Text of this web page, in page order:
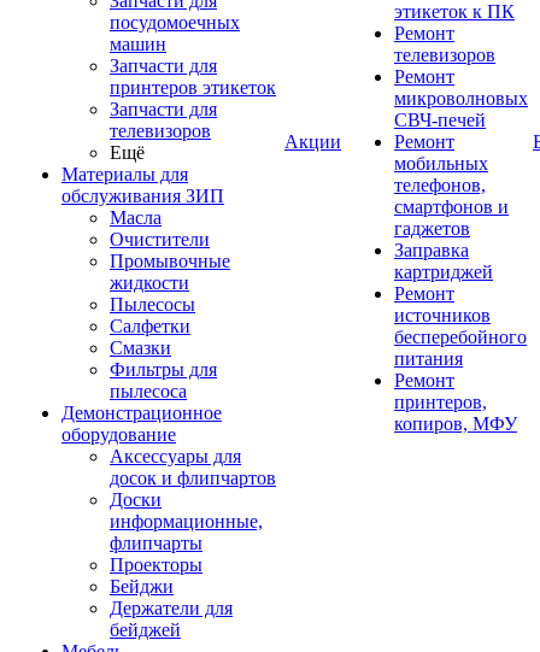
посудомоечных
машин
Запчасти для
принтеров этикеток
Запчасти для
телевизоров
Ещё
Материалы для
обслуживания ЗИП
Масла
Очистители
Промывочные
жидкости
Пылесосы
Салфетки
Смазки
Фильтры для
пылесоса
Демонстрационное
оборудование
Аксессуары для
досок и флипчартов
Доски
информационные,
флипчарты
Проекторы
Бейджи
Держатели для
бейджей
Акции
этикеток к ПК
Ремонт
телевизоров
Ремонт
микроволновых
СВЧ-печей
Ремонт
мобильных
телефонов,
смартфонов и
гаджетов
Заправка
картриджей
Ремонт
источников
бесперебойного
питания
Ремонт
принтеров,
копиров, МФУ